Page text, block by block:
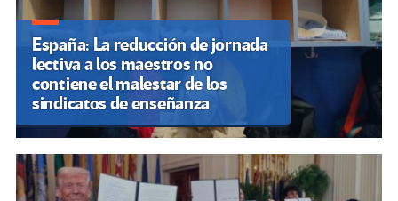
España: La reducción de jornada
lectiva a los maestros no
contiene el malestar de los
sindicatos de enseñanza